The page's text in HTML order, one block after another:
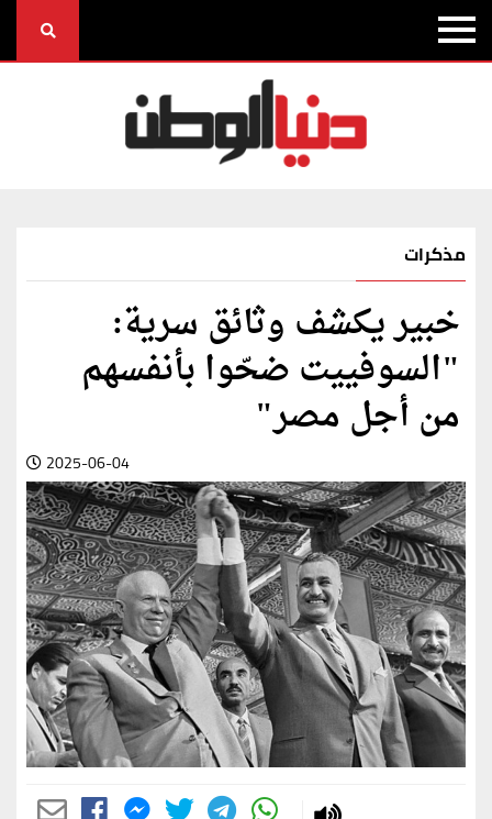
مذكرات
خبير يكشف وثائق سرية:
"السوفييت ضحّوا بأنفسهم
من أجل مصر"
2025-06-04